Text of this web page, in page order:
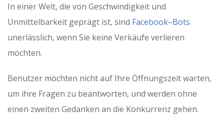
In einer Welt, die von Geschwindigkeit und
Unmittelbarkeit geprägt ist, sind Facebook–Bots
unerlässlich, wenn Sie keine Verkäufe verlieren
möchten.
Benutzer möchten nicht auf Ihre Öffnungszeit warten,
um ihre Fragen zu beantworten, und werden ohne
einen zweiten Gedanken an die Konkurrenz gehen.